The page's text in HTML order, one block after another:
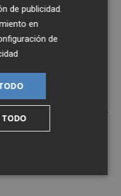
clientes en
integra
y
industriales.
y
más
el textil o el
de publicidad.
en
de
TODO